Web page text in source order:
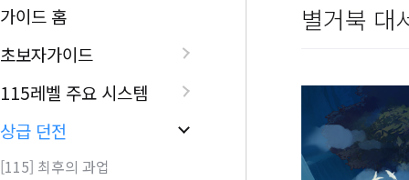
가이드 홈
초보자가이드
115레벨 주요 시스템
상급 던전
[115] 최후의 과업
별거북 대